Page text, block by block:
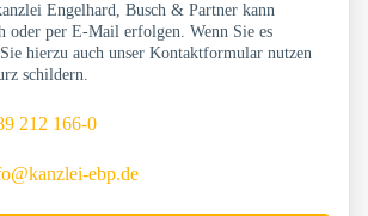
Engelhard, Busch & Partner kann
oder per E-Mail erfolgen. Wenn Sie es
hierzu auch unser Kontaktformular nutzen
schildern.
212 166-0
ebp.de